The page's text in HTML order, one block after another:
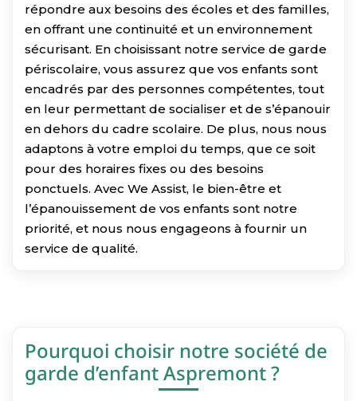
répondre aux besoins des écoles et des familles,
en offrant une continuité et un environnement
sécurisant. En choisissant notre service de garde
périscolaire, vous assurez que vos enfants sont
encadrés par des personnes compétentes, tout
en leur permettant de socialiser et de s’épanouir
en dehors du cadre scolaire. De plus, nous nous
adaptons à votre emploi du temps, que ce soit
pour des horaires fixes ou des besoins
ponctuels. Avec We Assist, le bien-être et
l’épanouissement de vos enfants sont notre
priorité, et nous nous engageons à fournir un
service de qualité.
Pourquoi choisir notre société de
garde d’enfant Aspremont ?